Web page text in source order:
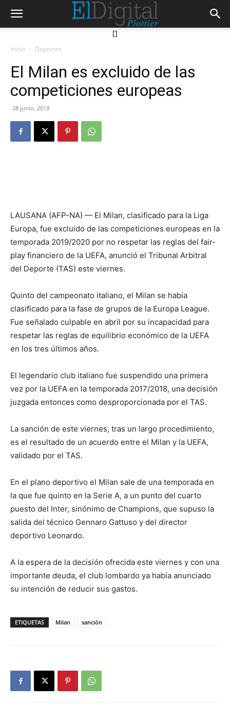
[]
Inicio Deportes
El Milan es excluido de las
competiciones europeas
28 junio, 2019
LAUSANA (AFP-NA) — El Milan, clasificado para la Liga
Europa, fue excluido de las competiciones europeas en la
temporada 2019/2020 por no respetar las reglas del fair-
play financiero de la UEFA, anunció el Tribunal Arbitral
del Deporte (TAS) este viernes.
Quinto del campeonato italiano, el Milan se había
clasificado para la fase de grupos de la Europa League.
Fue señalado culpable en abril por su incapacidad para
respetar las reglas de equilibrio económico de la UEFA
en los tres últimos años.
El legendario club italiano fue suspendido una primera
vez por la UEFA en la temporada 2017/2018, una decisión
juzgada entonces como desproporcionada por el TAS.
La sanción de este viernes, tras un largo procedimiento,
es el resultado de un acuerdo entre el Milan y la UEFA,
validado por el TAS.
En el plano deportivo el Milan sale de una temporada en
la que fue quinto en la Serie A, a un punto del cuarto
puesto del Inter, sinónimo de Champions, que supuso la
salida del técnico Gennaro Gattuso y del director
deportivo Leonardo.
A la espera de la decisión ofrecida este viernes y con una
importante deuda, el club lombardo ya había anunciado
su intención de reducir sus gastos.
ETIQUETAS Milan sanción